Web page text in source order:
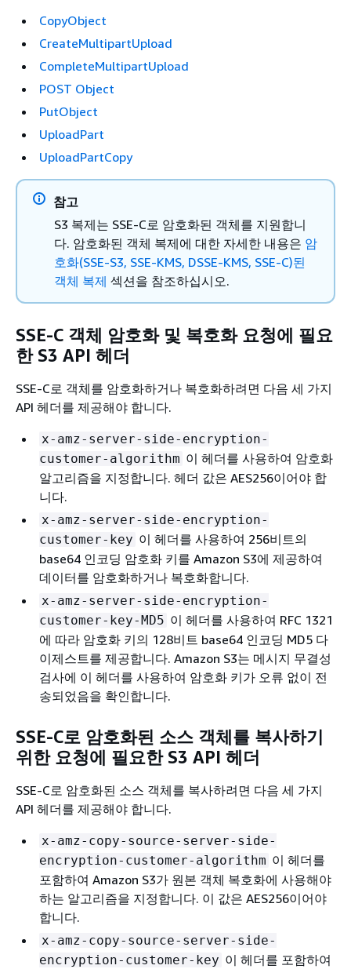
CopyObject
CreateMultipartUpload
CompleteMultipartUpload
POST Object
PutObject
UploadPart
UploadPartCopy
참고
S3 복제는 SSE-C로 암호화된 객체를 지원합니
다. 암호화된 객체 복제에 대한 자세한 내용은 암
호화(SSE-S3, SSE-KMS, DSSE-KMS, SSE-C)된
객체 복제 섹션을 참조하십시오.
SSE-C 객체 암호화 및 복호화 요청에 필요
한 S3 API 헤더
SSE-C로 객체를 암호화하거나 복호화하려면 다음 세 가지
API 헤더를 제공해야 합니다.
x-amz-server-side-encryption-
customer-algorithm 이 헤더를 사용하여 암호화
알고리즘을 지정합니다. 헤더 값은 AES256이어야 합
니다.
x-amz-server-side-encryption-
customer-key 이 헤더를 사용하여 256비트의
base64 인코딩 암호화 키를 Amazon S3에 제공하여
데이터를 암호화하거나 복호화합니다.
x-amz-server-side-encryption-
customer-key-MD5 이 헤더를 사용하여 RFC 1321
에 따라 암호화 키의 128비트 base64 인코딩 MD5 다
이제스트를 제공합니다. Amazon S3는 메시지 무결성
검사에 이 헤더를 사용하여 암호화 키가 오류 없이 전
송되었음을 확인합니다.
SSE-C로 암호화된 소스 객체를 복사하기
위한 요청에 필요한 S3 API 헤더
SSE-C로 암호화된 소스 객체를 복사하려면 다음 세 가지
API 헤더를 제공해야 합니다.
x-amz-copy-source-server-side-
encryption-customer-algorithm 이 헤더를
포함하여 Amazon S3가 원본 객체 복호화에 사용해야
하는 알고리즘을 지정합니다. 이 값은 AES256이어야
합니다.
x-amz-copy-source-server-side-
encryption-customer-key 이 헤더를 포함하여